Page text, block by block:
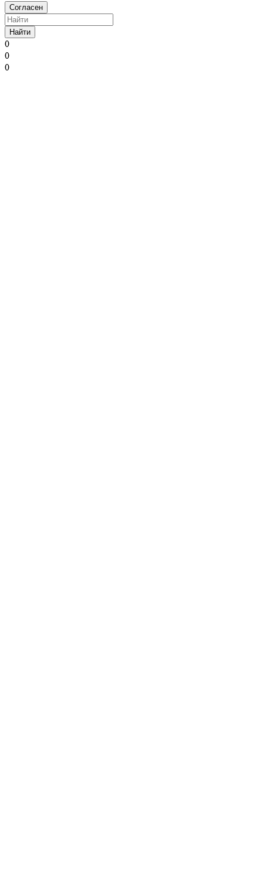
Согласен
Найти
0
0
0